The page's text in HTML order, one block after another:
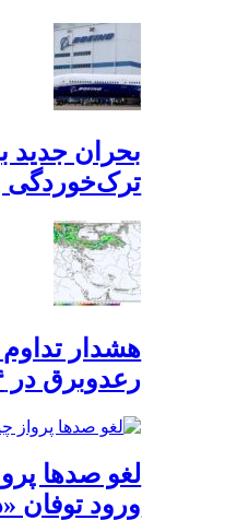
بحران جدید
ترک‌خوردگی بدنه
هشدار تداوم
رعدوبرق در ۴ استان تا چهارشنبه
لغو صدها
ورود توفان